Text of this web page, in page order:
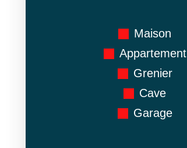
Maison
Appartement
Grenier
Cave
Garage